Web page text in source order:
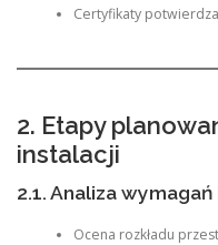
Certyfikaty
2. Etapy
instalacji
2.1. Analiza
Ocena rozkładu